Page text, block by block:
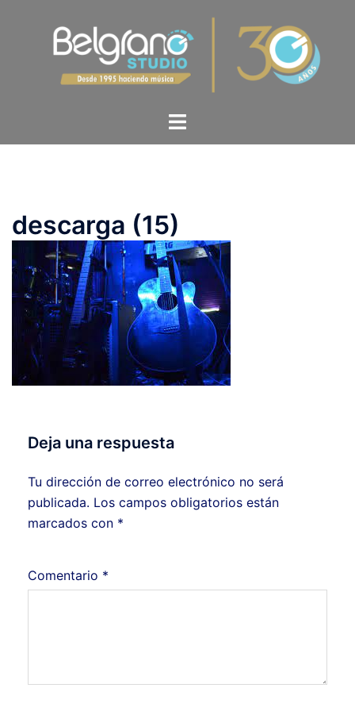
descarga (15)
Deja una respuesta
Tu dirección de correo electrónico no será
publicada. Los campos obligatorios están
marcados con *
Comentario *